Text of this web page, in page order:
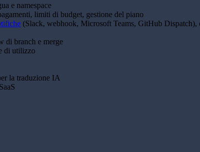
e namespace
limiti di budget, gestione del piano
(Slack, webhook, Microsoft Teams, GitHub
di branch e merge
di utilizzo
la traduzione IA